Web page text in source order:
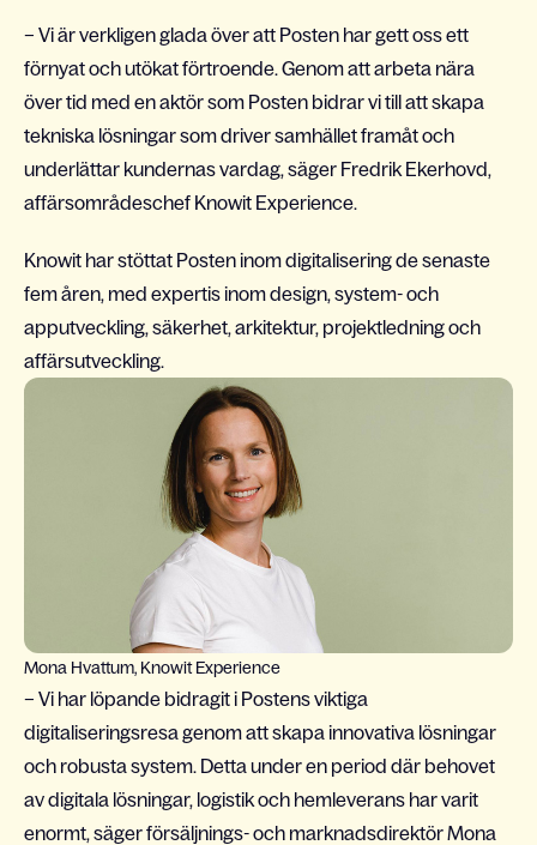
– Vi är verkligen glada över att Posten har gett oss ett
förnyat och utökat förtroende. Genom att arbeta nära
över tid med en aktör som Posten bidrar vi till att skapa
tekniska lösningar som driver samhället framåt och
underlättar kundernas vardag, säger Fredrik Ekerhovd,
affärsområdeschef Knowit Experience.
Knowit har stöttat Posten inom digitalisering de senaste
fem åren, med expertis inom design, system- och
apputveckling, säkerhet, arkitektur, projektledning och
affärsutveckling.
Mona Hvattum, Knowit Experience
– Vi har löpande bidragit i Postens viktiga
digitaliseringsresa genom att skapa innovativa lösningar
och robusta system. Detta under en period där behovet
av digitala lösningar, logistik och hemleverans har varit
enormt, säger försäljnings- och marknadsdirektör Mona